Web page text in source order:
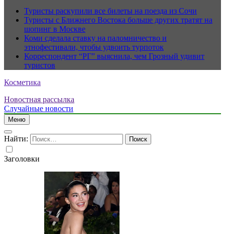
Туристы раскупили все билеты на поезда из Сочи
Туристы с Ближнего Востока больше других тратят на
шопинг в Москве
Коми сделала ставку на паломничество и
этнофестивали, чтобы удвоить турпоток
Корреспондент “РГ” выяснила, чем Грозный удивит
туристов
Косметика
Новостная рассылка
Случайные новости
Меню
Найти:
Заголовки